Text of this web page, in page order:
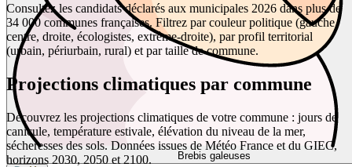
Brebis galeuses
Consultez les candidats déclarés aux municipales 2026 dans plus de
34 000 communes françaises. Filtrez par couleur politique (gauche,
centre, droite, écologistes, extrême-droite), par profil territorial
(urbain, périurbain, rural) et par taille de commune.
Projections climatiques par commune
Découvrez les projections climatiques de votre commune : jours de
canicule, température estivale, élévation du niveau de la mer,
sécheresses des sols. Données issues de Météo France et du GIEC,
horizons 2030, 2050 et 2100.